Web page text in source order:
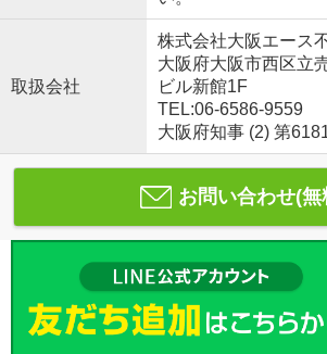
取扱会社
株式会社大阪エース
大阪府大阪市西区立
ビル新館1F
TEL:06-6586-9559
大阪府知事 (2) 第
お問い合わせ(無